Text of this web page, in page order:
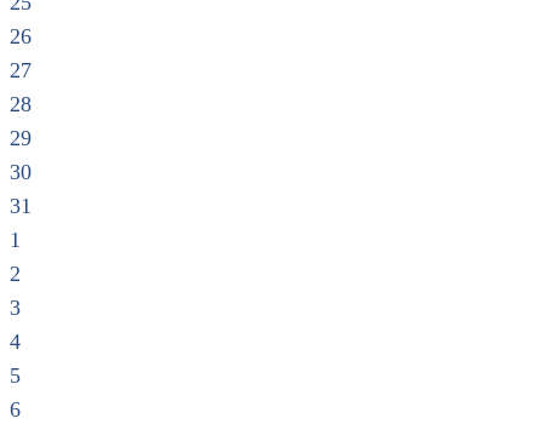
26
27
28
29
30
31
1
2
3
4
5
6